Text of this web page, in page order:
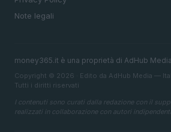
Note legali
money365.it è una proprietà di AdHub
Copyright © 2026 · Edito da AdHub Media —
Tutti i diritti riservati
I contenuti sono curati dalla redazione con il
realizzati in collaborazione con autori